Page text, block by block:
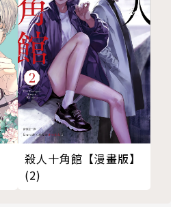
殺人十角館【漫畫版】
(2)